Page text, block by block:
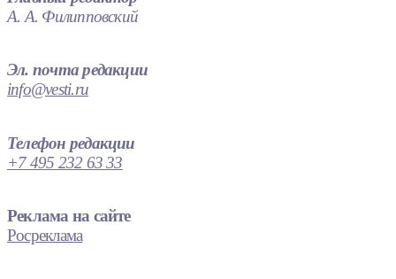
А. А. Филипповский
Эл. почта редакции
info@vesti.ru
Телефон редакции
+7 495 232 63 33
Реклама на сайте
Росреклама